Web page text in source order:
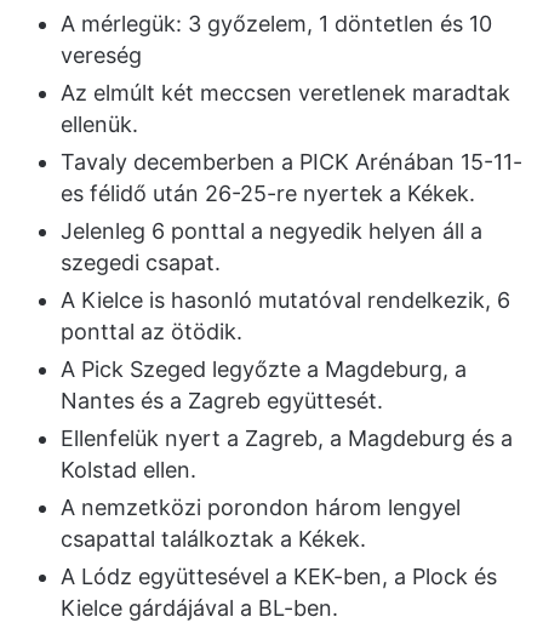
A mérlegük: 3 győzelem, 1 döntetlen és 10
vereség
Az elmúlt két meccsen veretlenek maradtak
ellenük.
Tavaly decemberben a PICK Arénában 15-11-
es félidő után 26-25-re nyertek a Kékek.
Jelenleg 6 ponttal a negyedik helyen áll a
szegedi csapat.
A Kielce is hasonló mutatóval rendelkezik, 6
ponttal az ötödik.
A Pick Szeged legyőzte a Magdeburg, a
Nantes és a Zagreb együttesét.
Ellenfelük nyert a Zagreb, a Magdeburg és a
Kolstad ellen.
A nemzetközi porondon három lengyel
csapattal találkoztak a Kékek.
A Lódz együttesével a KEK-ben, a Plock és
Kielce gárdájával a BL-ben.